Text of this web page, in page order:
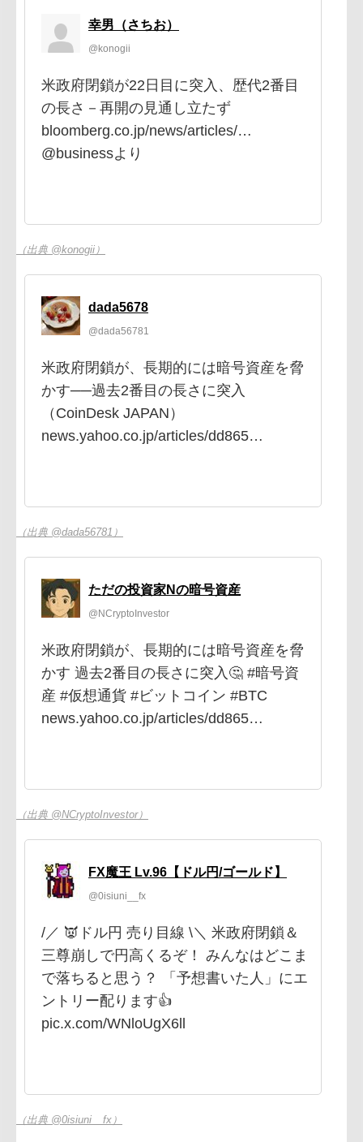
幸男（さちお）
@konogii
米政府閉鎖が22日目に突入、歴代2番目
の長さ－再開の見通し立たず
bloomberg.co.jp/news/articles/…
@businessより
（出典 @konogii）
dada5678
@dada56781
米政府閉鎖が、長期的には暗号資産を脅
かす──過去2番目の長さに突入
（CoinDesk JAPAN）
news.yahoo.co.jp/articles/dd865…
（出典 @dada56781）
ただの投資家Nの暗号資産
@NCryptoInvestor
米政府閉鎖が、長期的には暗号資産を脅
かす 過去2番目の長さに突入🤔 #暗号資
産 #仮想通貨 #ビットコイン #BTC
news.yahoo.co.jp/articles/dd865…
（出典 @NCryptoInvestor）
FX魔王 Lv.96【ドル円/ゴールド】
@0isiuni__fx
/／ 👿ドル円 売り目線 \＼ 米政府閉鎖＆
三尊崩しで円高くるぞ！ みんなはどこま
で落ちると思う？ 「予想書いた人」にエ
ントリー配ります👍️
pic.x.com/WNloUgX6ll
（出典 @0isiuni__fx）